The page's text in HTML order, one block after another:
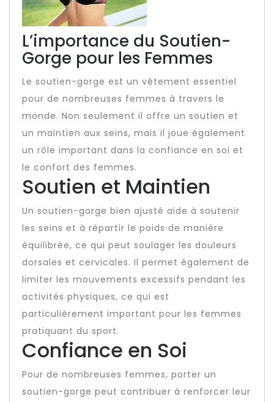
L’importance du Soutien-
Gorge pour les Femmes
Le soutien-gorge est un vêtement essentiel
pour de nombreuses femmes à travers le
monde. Non seulement il offre un soutien et
un maintien aux seins, mais il joue également
un rôle important dans la confiance en soi et
le confort des femmes.
Soutien et Maintien
Un soutien-gorge bien ajusté aide à soutenir
les seins et à répartir le poids de manière
équilibrée, ce qui peut soulager les douleurs
dorsales et cervicales. Il permet également de
limiter les mouvements excessifs pendant les
activités physiques, ce qui est
particulièrement important pour les femmes
pratiquant du sport.
Confiance en Soi
Pour de nombreuses femmes, porter un
soutien-gorge peut contribuer à renforcer leur